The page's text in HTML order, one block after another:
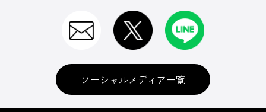
ソーシャルメディア一覧